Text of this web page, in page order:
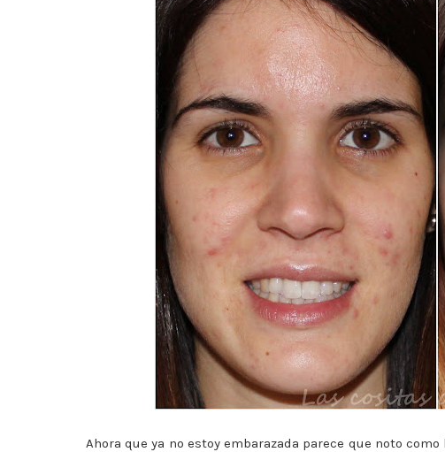
Ahora que ya no estoy embarazada parece que noto